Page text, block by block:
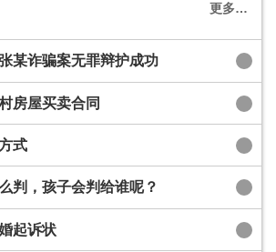
更多…
某诈骗案无罪辩护成功
房屋买卖合同
式
判，孩子会判给谁呢？
起诉状